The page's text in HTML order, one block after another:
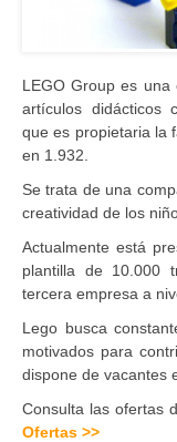
LEGO Group es
artículos didácticos
que es propietaria la
en 1.932.
Se trata de una
creatividad de los
Actualmente está
plantilla de 10.000
tercera empresa a
Lego busca
motivados para
dispone de vacantes
Consulta las ofertas
Ofertas >>